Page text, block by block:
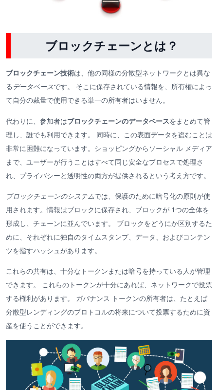
ブロックチェーンとは？
ブロックチェーン技術は、他の同様の分散型ネットワークとは異な
る データベースです。 そこに保存されている情報を、所有権によっ
て自分の裁量で使用できる単一の所有者はいません。
代わりに、参加者はブロックチェーンのデータベースをまとめて管
理し、誰でも利用できます。 同時に、この表面データを盗むことは
非常に困難になっています。ショッピングからソーシャル メディア
まで、ユーザーが行うことはすべて同じ安全なプロセスで処理さ
れ、プライバシーと透明性の両方が提供されるという考え方です。
ブロックチェーンのシステムでは、保護のために暗号化の原則が使
用されます。情報はブロックに保存され、ブロックが 1つの全体を
形成し、チェーンに並んでいます。 ブロックをどうにか区別するた
めに、それぞれに独自のタイムスタンプ、データ、およびコンテン
ツを指すハッシュがあります。
これらの共有は、十分なトークンまたは暗号を持っている人が管理
できます。 これらのトークンが十分にあれば、ネットワークで投票
する権利があります。 ガバナンス トークンの所有者は、たとえば
分散型レンディングのプロトコルの将来について投票するために資
産を使うことができます。